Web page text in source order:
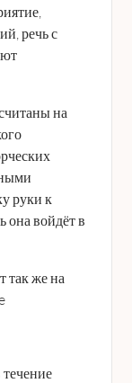
речь с
на
руки к
она войдёт в
так же на